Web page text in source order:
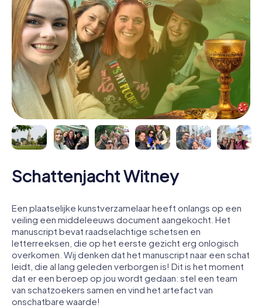
Schattenjacht Witney
Een plaatselijke kunstverzamelaar heeft onlangs op een
veiling een middeleeuws document aangekocht. Het
manuscript bevat raadselachtige schetsen en
letterreeksen, die op het eerste gezicht erg onlogisch
overkomen. Wij denken dat het manuscript naar een schat
leidt, die al lang geleden verborgen is! Dit is het moment
dat er een beroep op jou wordt gedaan: stel een team
van schatzoekers samen en vind het artefact van
onschatbare waarde!